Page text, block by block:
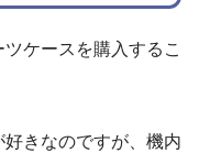
ケースを購入するこ
きなのですが、機内